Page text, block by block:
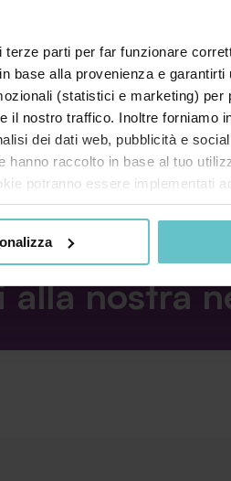
parti per far funzionare
base alla provenienza e
(statistici e marketing) per
il nostro traffico. Inoltre forniamo
dei dati web, pubblicità e
hanno raccolto in base al tuo
potranno essere implementati
su “ACCETTA TUTTI” invece
sui Cookie" qui sopra.
alla nostra